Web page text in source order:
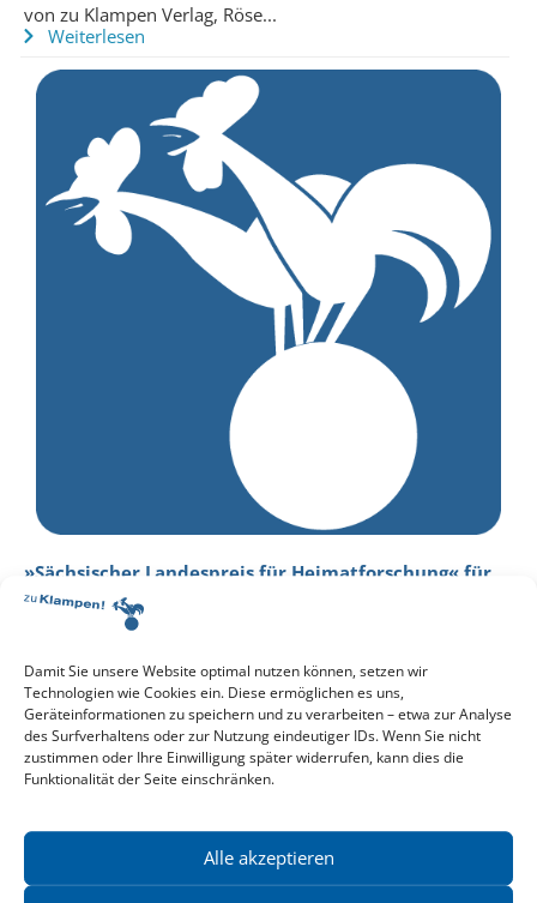
Damit Sie unsere Website optimal nutzen können, setzen wir
Technologien wie Cookies ein. Diese ermöglichen es uns,
Geräteinformationen zu speichern und zu verarbeiten – etwa zur Analyse
des Surfverhaltens oder zur Nutzung eindeutiger IDs. Wenn Sie nicht
zustimmen oder Ihre Einwilligung später widerrufen, kann dies die
Funktionalität der Seite einschränken.
Alle akzeptieren
von zu Klampen Verlag, Röse...
Weiterlesen
»Sächsischer Landespreis für Heimatforschung« für
Moritz Grote und Wolfgang Heidrich
Wir gratulieren unseren Autoren Moritz Grote und